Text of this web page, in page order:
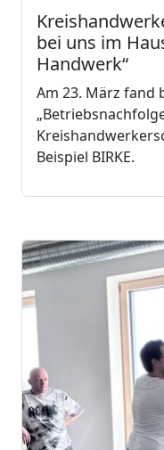
bei uns im
Handwerk“
Am 23. März fand
Beispiel BIRKE.